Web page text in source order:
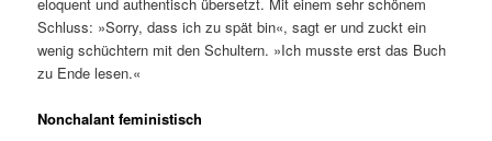
Schluss: »Sorry, dass ich zu spät bin«, sagt er und zuckt ein
wenig schüchtern mit den Schultern. »Ich musste erst das Buch
zu Ende lesen.«
Nonchalant feministisch